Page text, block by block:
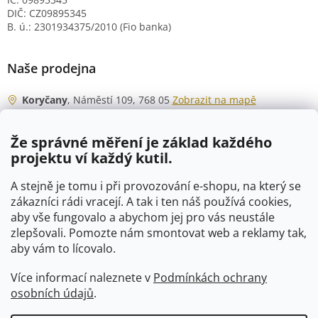
Že správné měření je základ každého
projektu ví každý kutil.
A stejně je tomu i při provozování e-shopu, na který se
zákazníci rádi vracejí. A tak i ten náš používá cookies,
aby vše fungovalo a abychom jej pro vás neustále
zlepšovali. Pomozte nám smontovat web a reklamy tak,
aby vám to lícovalo.
Více informací naleznete v Podmínkách ochrany
osobních údajů.
DIČ: CZ09895345
B. ú.: 2301934375/2010 (Fio banka)
Naše prodejna
Koryčany, Náměstí 109, 768 05 Zobrazit na mapě
Po - Čt
06:00 - 07:00
07:30 - 15:30
Pá
06:00 - 07:00
07:30 - 15:00
So
07:00 - 10:00
Ne
zavřeno